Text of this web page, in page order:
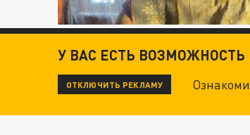
У ВАС ЕСТЬ
ОТКЛЮЧИТЬ РЕКЛАМУ